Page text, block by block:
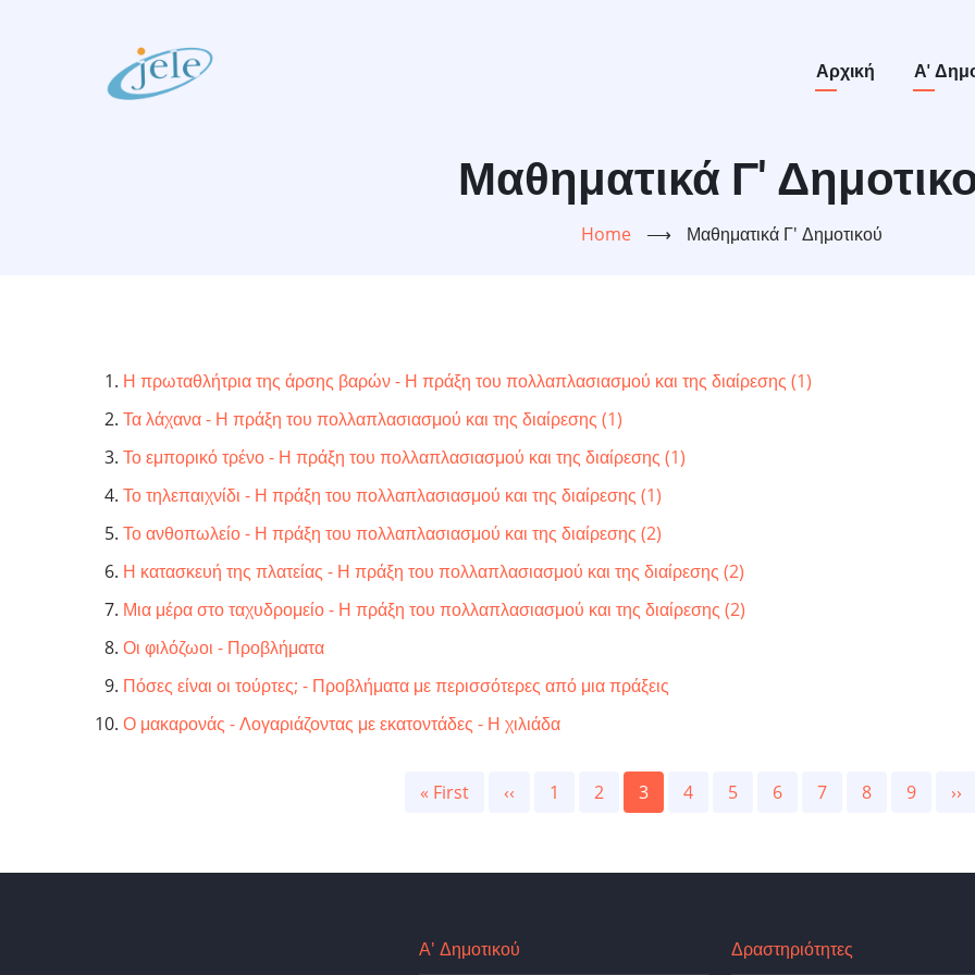
Main
Αρχική Α'
Μαθηματικά Γ'
Home ⟶ Μαθηματικά Γ' Δημοτικού
Η πρωταθλήτρια της άρσης βαρών - Η πράξη του πολλαπλασιασμού και της διαίρεσης (1)
Τα λάχανα - Η πράξη του πολλαπλασιασμού και της διαίρεσης (1)
Το εμπορικό τρένο - Η πράξη του πολλαπλασιασμού και της διαίρεσης (1)
Το τηλεπαιχνίδι - Η πράξη του πολλαπλασιασμού και της διαίρεσης (1)
Το ανθοπωλείο - Η πράξη του πολλαπλασιασμού και της διαίρεσης (2)
Η κατασκευή της πλατείας - Η πράξη του πολλαπλασιασμού και της διαίρεσης (2)
Μια μέρα στο ταχυδρομείο - Η πράξη του πολλαπλασιασμού και της διαίρεσης (2)
Οι φιλόζωοι - Προβλήματα
Πόσες είναι οι τούρτες; - Προβλήματα με περισσότερες από μια πράξεις
Ο μακαρονάς - Λογαριάζοντας με εκατοντάδες - Η χιλιάδα
First
« First
Previous
‹‹ Page
1 Page
2
Current
3 Page
4 Page
5 Page
6 Page
7 Page
8 Page
9 ››
Α' Δημοτικού Δραστηριότητες